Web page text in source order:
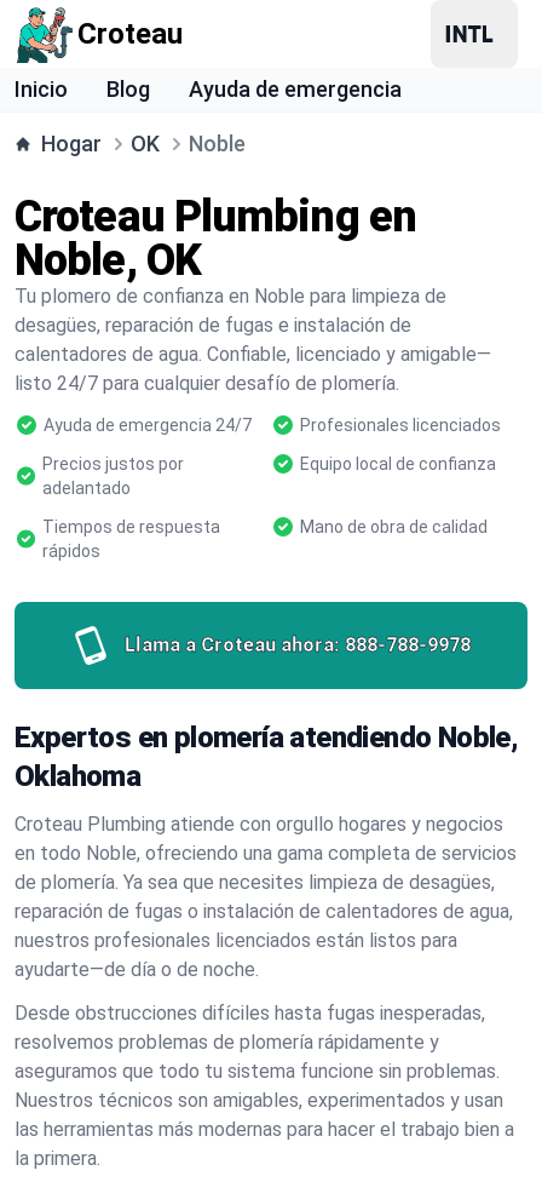
Croteau
Inicio Blog Ayuda de emergencia
Hogar OK Noble
Croteau Plumbing en
Noble, OK
Tu plomero de confianza en Noble para limpieza de
desagües, reparación de fugas e instalación de
calentadores de agua. Confiable, licenciado y amigable—
listo 24/7 para cualquier desafío de plomería.
Ayuda de emergencia 24/7
Profesionales licenciados
Precios justos por
adelantado
Equipo local de confianza
Tiempos de respuesta
rápidos
Mano de obra de calidad
Llama a Croteau ahora: 888-788-9978
Expertos en plomería atendiendo Noble,
Oklahoma
Croteau Plumbing atiende con orgullo hogares y negocios
en todo Noble, ofreciendo una gama completa de servicios
de plomería. Ya sea que necesites limpieza de desagües,
reparación de fugas o instalación de calentadores de agua,
nuestros profesionales licenciados están listos para
ayudarte—de día o de noche.
Desde obstrucciones difíciles hasta fugas inesperadas,
resolvemos problemas de plomería rápidamente y
aseguramos que todo tu sistema funcione sin problemas.
Nuestros técnicos son amigables, experimentados y usan
las herramientas más modernas para hacer el trabajo bien a
la primera.